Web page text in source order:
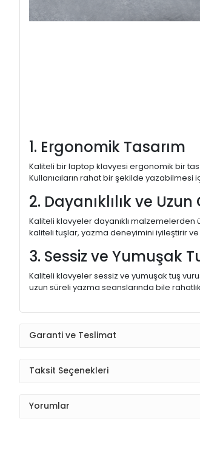
1. Ergonomik Tasarım
Kaliteli bir laptop klavyesi ergonomik bir
Kullanıcıların rahat bir şekilde yazabilmesi
2. Dayanıklılık ve Uzun
Kaliteli klavyeler dayanıklı malzemelerden
kaliteli tuşlar, yazma deneyimini iyileştirir
3. Sessiz ve Yumuşak
Kaliteli klavyeler sessiz ve yumuşak tuş
uzun süreli yazma seanslarında bile
Garanti ve Teslimat
Taksit Seçenekleri
Yorumlar